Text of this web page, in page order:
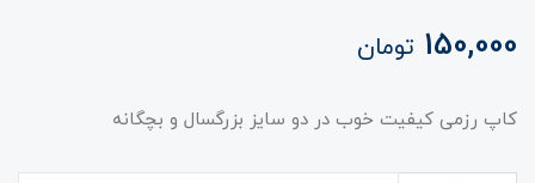
150,000 تومان
کاپ رزمی کیفیت خوب در دو سایز بزرگسال و بچگانه